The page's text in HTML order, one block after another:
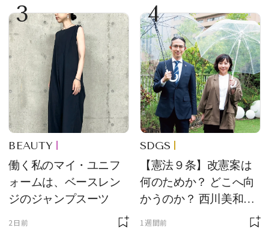
をレビュー。【それい
け！ 良品ハンター】
3
BEAUTY
働く私のマイ・ユニフ
ォームは、ベースレン
ジのジャンプスーツ
2日前
4
SDGS
【憲法９条】改憲案は
何のためか？ どこへ向
かうのか？ 西川美和さ
んと木村草太さんが読
1週間前